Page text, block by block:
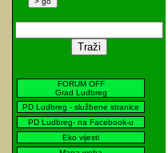
FORUM OFF
Grad Ludbreg
PD Ludbreg - službene stranice
PD Ludbreg- na Facebook-u
Eko vijesti